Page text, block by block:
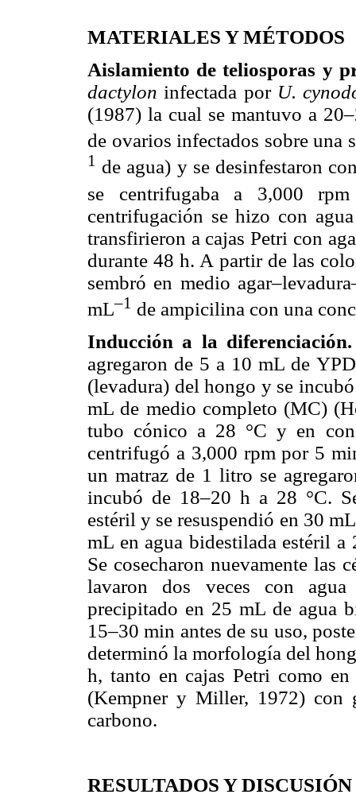
MATERIALES Y MÉTODOS
Aislamiento de teliosporas y
dactylon infectada por U.
(1987) la cual se mantuvo a
de ovarios infectados sobre una
1 de agua) y se desinfestaron
se centrifugaba a 3,000
centrifugación se hizo con
transfirieron a cajas Petri con
durante 48 h. A partir de las
sembró en medio
mL–1 de ampicilina con una
Inducción a la
agregaron de 5 a 10 mL de
(levadura) del hongo y se
mL de medio completo (MC)
tubo cónico a 28 °C y en
centrifugó a 3,000 rpm por 5
un matraz de 1 litro se
incubó de 18–20 h a 28 °C.
estéril y se resuspendió en 30
mL en agua bidestilada estéril
Se cosecharon nuevamente las
lavaron dos veces con
precipitado en 25 mL de agua
15–30 min antes de su uso,
determinó la morfología del
h, tanto en cajas Petri como
(Kempner y Miller, 1972) con
carbono.
RESULTADOS Y DISCUSIÓN